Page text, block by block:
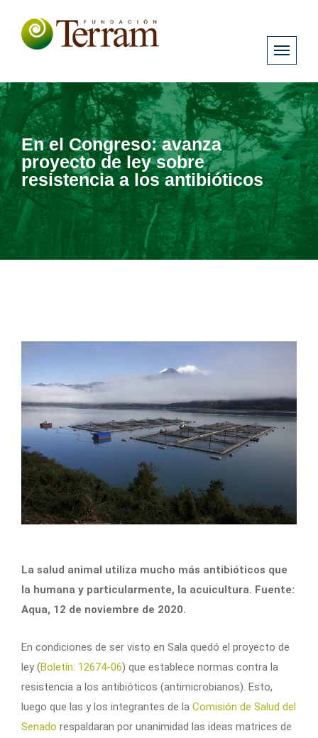
En el Congreso: avanza
proyecto de ley sobre
resistencia a los antibióticos
La salud animal utiliza mucho más antibióticos que
la humana y particularmente, la acuicultura. Fuente:
Aqua, 12 de noviembre de 2020.
En condiciones de ser visto en Sala quedó el proyecto de
ley (Boletín: 12674-06) que establece normas contra la
resistencia a los antibióticos (antimicrobianos). Esto,
luego que las y los integrantes de la Comisión de Salud del
Senado respaldaran por unanimidad las ideas matrices de